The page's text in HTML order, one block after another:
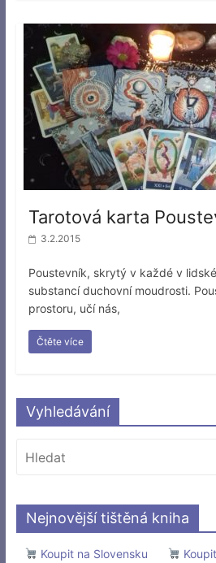
Tarotová karta
3.2.2015
Poustevník, skrytý v každé v
substancí duchovní moudrosti.
prostoru, učí nás,
Čtěte více
Vyhledávání
Nejnovější tištěná kniha
Koupit na Slovensku